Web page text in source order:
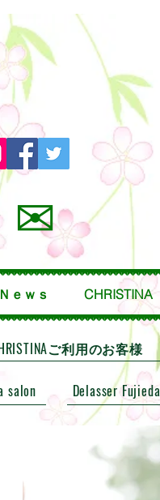
✉
Ｎｅｗｓ CHRISTINA
ご利用のお客様
salon Delasser